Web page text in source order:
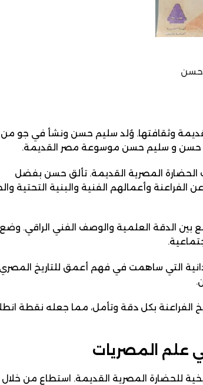
حسن
وثقافتها. وُلد سليم حسن ونشأ في جو من
و سليم حسن موسوعة مصر القديمة.
الحضارة المصرية القديمة. تألق حسن بفضل
وأعمالهم الفنية والبنية التحتية
بين الدقة العلمية والوصف الفني الراقي.
التي ساهمت في فهم أعمق للتاريخ
الفراعنة بكل دقة وتأمل، مما جعله نقطة
علم المصريات
للحضارة المصرية القديمة. استطاع من خلال